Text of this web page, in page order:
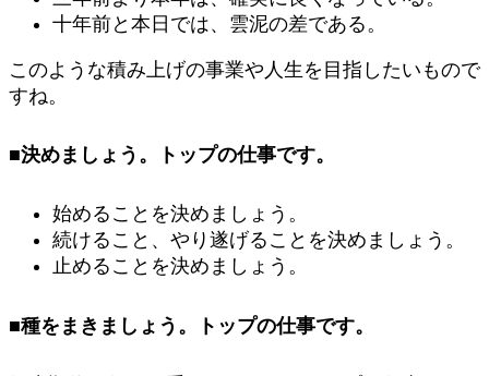
十年前と本日では、雲泥の差である。
このような積み上げの事業や人生を目指したいもので
すね。
■決めましょう。トップの仕事です。
始めることを決めましょう。
続けること、やり遂げることを決めましょう。
止めることを決めましょう。
■種をまきましょう。トップの仕事です。